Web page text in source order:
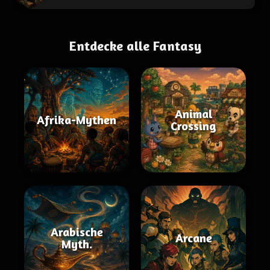
Entdecke alle Fantasy
Afrika-Mythen
Animal
Crossing
Arabische
Myth.
Arcane